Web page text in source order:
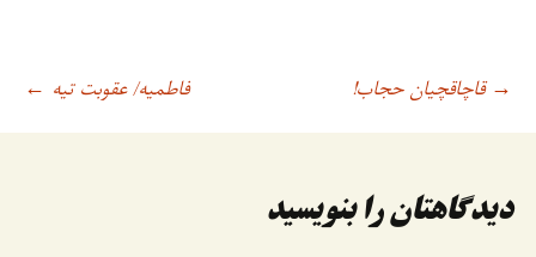
ناوبری
نوشته
→ قاچاقچیان حجاب! فاطمیه/ عقوبت تیه ←
دیدگاهتان را بنویسید